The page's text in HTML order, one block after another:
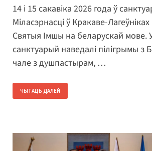
14 і 15 сакавіка 2026 года ў
Міласэрнасці ў Кракаве-
Святыя Імшы на беларускай мове.
санктуарый наведалі пілігрымы з
чале з душпастырам, …
ЧЫТАЦЬ ДАЛЕЙ